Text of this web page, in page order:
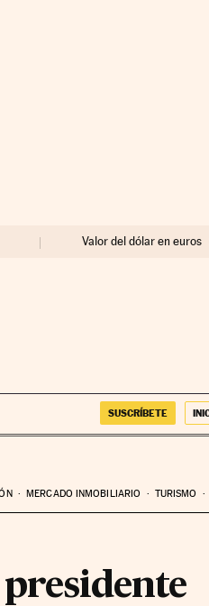
Valor del dólar en euros
SUSCRÍBETE
MERCADO INMOBILIARIO TURISMO